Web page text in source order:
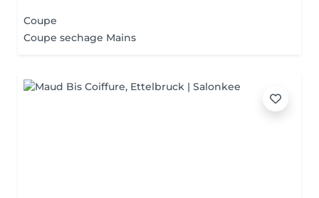
Coupe
Coupe sechage Mains